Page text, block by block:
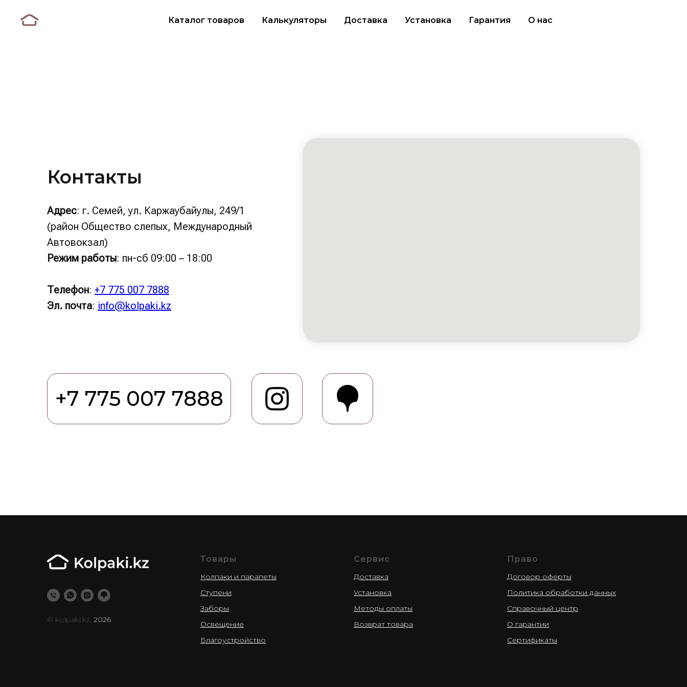
Каталог товаров Калькуляторы Доставка Установка Гарантия О нас
Контакты
Адрес: г. Семей, ул. Каржаубайулы, 249/1
(район Общество слепых, Международный
Автовокзал)
Режим работы: пн-сб 09:00 – 18:00
Телефон: +7 775 007 7888
Эл. почта: info@kolpaki.kz
‪+7 775 007 7888‬ Inst Inst
© kolpaki.kz, 2026
Товары
Колпаки и парапеты
Ступени
Заборы
Освещение
Благоустройство
Сервис
Доставка
Установка
Методы оплаты
Возврат товара
Право
Договор оферты
Политика обработки данных
Справочный центр
О гарантии
Сертификаты